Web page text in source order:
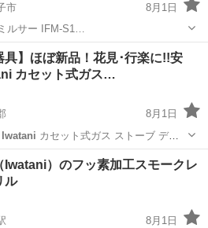
市
8月1日
ルサー IFM-S1…
家電 ミルサー
具】ほぼ新品！花見･行楽に!!安
カセット式ガス…
8月1日
Iwatani カセット式ガス ストーブ デカ
家電
Iwatani）のフッ素加工スモークレ
ル
8月1日